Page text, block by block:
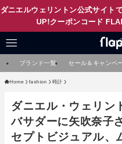
ダニエルウェリントン公式サイト
UP!クーポンコード
ブランド一覧 セール＆キャンペ
Home fashion 時計
ダニエル・ウェリン
バサダーに矢吹奈子
セプトビジュアル、